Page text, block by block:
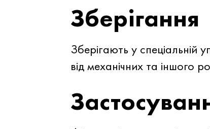
Зберігання
Зберігають у спеціальній
від механічних та іншого